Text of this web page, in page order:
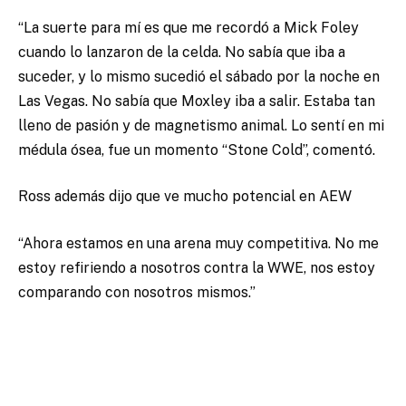
“La suerte para mí es que me recordó a Mick Foley
cuando lo lanzaron de la celda. No sabía que iba a
suceder, y lo mismo sucedió el sábado por la noche en
Las Vegas. No sabía que Moxley iba a salir. Estaba tan
lleno de pasión y de magnetismo animal. Lo sentí en mi
médula ósea, fue un momento “Stone Cold”, comentó.
Ross además dijo que ve mucho potencial en AEW
“Ahora estamos en una arena muy competitiva. No me
estoy refiriendo a nosotros contra la WWE, nos estoy
comparando con nosotros mismos.”